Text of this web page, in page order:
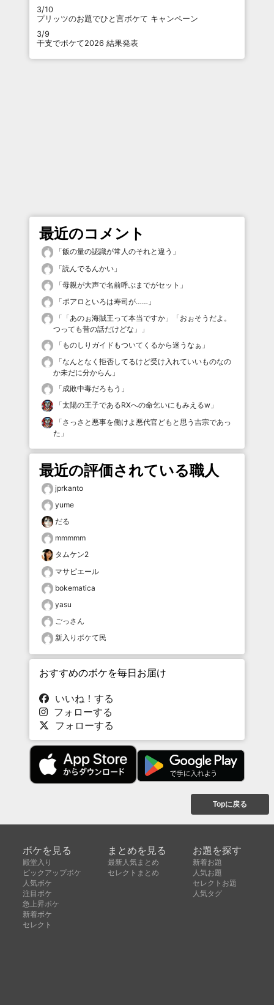
3/10
プリッツのお題でひと言ボケて キャンペーン
3/9
干支でボケて2026 結果発表
最近のコメント
「飯の量の認識が常人のそれと違う 」
「読んでるんかい 」
「母親が大声で名前呼ぶまでがセット 」
「ポアロといろは寿司が…… 」
「 「あのぉ海賊王って本当ですか」「おぉそうだよ。
つっても昔の話だけどな」
」
「 ものしりガイドもついてくるから迷うなぁ 」
「なんとなく拒否してるけど受け入れていいものなの
か未だに分からん 」
「成敗中毒だろもう 」
「太陽の王子であるRXへの命乞いにもみえるw 」
「さっさと悪事を働けよ悪代官どもと思う吉宗であっ
た 」
最近の評価されている職人
jprkanto
yume
だる
mmmmm
タムケン2
マサピエール
bokematica
yasu
ごっさん
新入りボケて民
おすすめのボケを毎日お届け
いいね！する
フォローする
フォローする
Topに戻る
ボケを見る
殿堂入り
ピックアップボケ
人気ボケ
注目ボケ
急上昇ボケ
新着ボケ
セレクト
まとめを見る
最新人気まとめ
セレクトまとめ
お題を探す
新着お題
人気お題
セレクトお題
人気タグ